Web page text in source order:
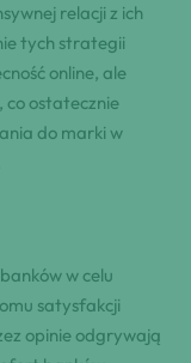
relacji z ich
tych strategii
online, ale
co ostatecznie
do marki w
w celu
satysfakcji
opinie odgrywają